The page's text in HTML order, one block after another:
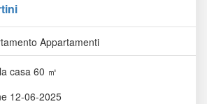
Appartamenti
casa 60 ㎡
12-06-2025